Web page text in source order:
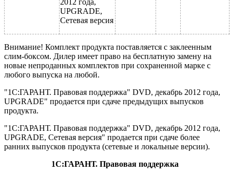
UPGRADE,
Сетевая версия
Внимание! Комплект продукта поставляется с заклеенным
слим-боксом. Дилер имеет право на бесплатную замену на
новые непроданных комплектов при сохраненной марке с
любого выпуска на любой.
"1С:ГАРАНТ. Правовая поддержка" DVD, декабрь 2012 года,
UPGRADE" продается при сдаче предыдущих выпусков
продукта.
"1С:ГАРАНТ. Правовая поддержка" DVD, декабрь 2012 года,
UPGRADE, Сетевая версия" продается при сдаче более
ранних выпусков продукта (сетевые и локальные версии).
1С:ГАРАНТ. Правовая поддержка